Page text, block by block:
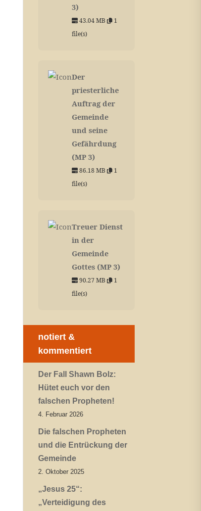
3)
43.04 MB
1
file(s)
Der
priesterliche
Auftrag der
Gemeinde
und seine
Gefährdung
(MP 3)
86.18 MB
1
file(s)
Treuer Dienst
in der
Gemeinde
Gottes (MP 3)
90.27 MB
1
file(s)
notiert &
kommentiert
Der Fall Shawn Bolz:
Hütet euch vor den
falschen Propheten!
4. Februar 2026
Die falschen Propheten
und die Entrückung der
Gemeinde
2. Oktober 2025
„Jesus 25“:
„Verteidigung des